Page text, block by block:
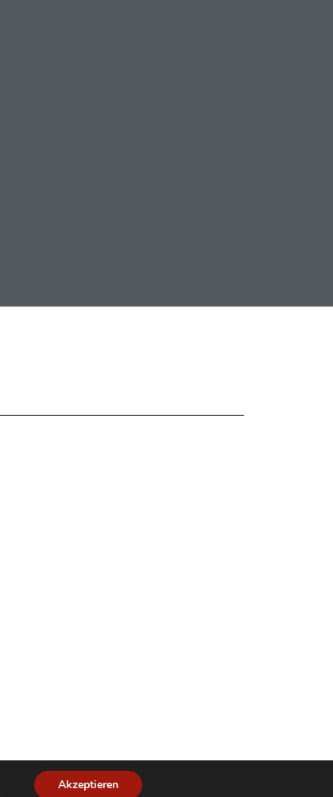
Akzeptieren